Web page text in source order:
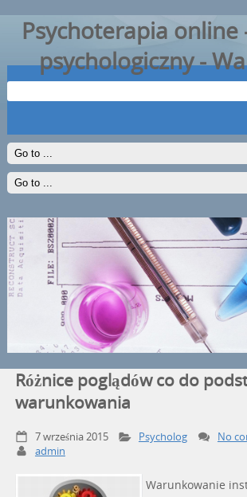
Psychoterapia online
psychologiczny -
Różnice poglądów co do
warunkowania
7 września 2015 Psycholog
No
admin
Warunkowanie